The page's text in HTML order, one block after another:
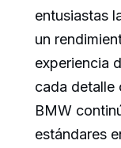
entusiastas
un
experiencia
cada detalle
BMW
estándares